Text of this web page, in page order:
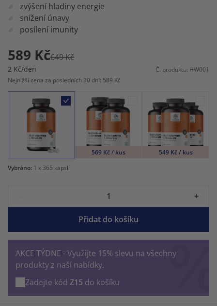
zvýšení hladiny energie
snížení únavy
posílení imunity
589 Kč649 Kč
2 Kč/den
Č. produktu: HW001
Nejnižší cena za posledních 30 dní: 589 Kč
569 Kč / kus
549 Kč / kus
Vybráno: 1 x 365 kapslí
+
Přidat do košíku
AKCE TÝDNE - Využijte 15% slevu na všechny
produkty z naší nabídky.
Zadejte kód Z15 do košíku